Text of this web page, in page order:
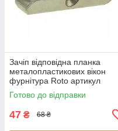
Зачіп відповідна планка
металопластикових вікон
фурнітура Roto артикул
486195 (486217) для
Salamander 13 система
Готово до відправки
47 ₴ 68 ₴